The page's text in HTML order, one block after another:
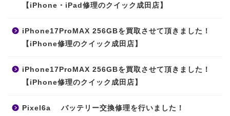
【iPhone・iPad修理のクイック成田店】
iPhone17ProMAX 256GBを買取させて頂きました！
【iPhone修理のクイック成田店】
iPhone17ProMAX 256GBを買取させて頂きました！
【iPhone修理のクイック成田店】
Pixel6a バッテリー交換修理を行いました！